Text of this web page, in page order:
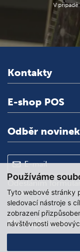
Používáme
Tyto webové stránky
sledovací nástroje s
zobrazení
návštěvnosti
V
Kontakty
E-shop POS
Odběr novinek
Odesláním
zpracováním
Sledujte nás